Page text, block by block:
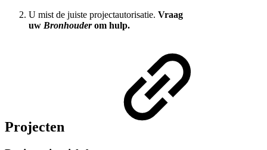
U mist de juiste projectautorisatie. Vraag
uw Bronhouder om hulp.
Projecten